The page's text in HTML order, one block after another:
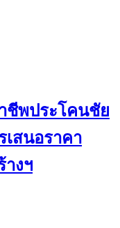
ชีพประโคนชัย
เสนอราคา
างฯ